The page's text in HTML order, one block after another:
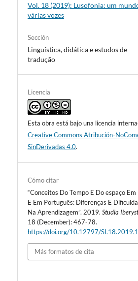
Vol. 18 (2019): Lusofonia: um
várias vozes
Sección
Linguística, didática e estudos de
tradução
Licencia
Esta obra está bajo una licencia
Creative Commons Atribución-
SinDerivadas 4.0.
Cómo citar
“Conceitos Do Tempo E Do espaço Em
E Em Português: Diferenças E
Na Aprendizagem”. 2019.Studia
18 (December): 467-78.
https://doi.org/10.12797/
Más formatos de cita